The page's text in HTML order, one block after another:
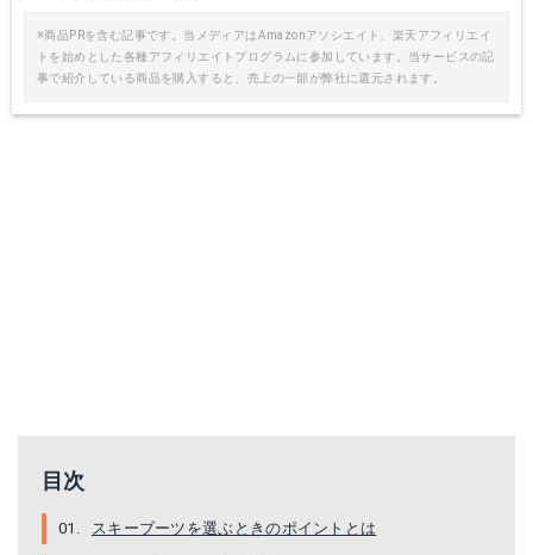
※商品PRを含む記事です。当メディアはAmazonアソシエイト、楽天アフィリエイ
トを始めとした各種アフィリエイトプログラムに参加しています。当サービスの記
事で紹介している商品を購入すると、売上の一部が弊社に還元されます。
目次
スキーブーツを選ぶときのポイントとは